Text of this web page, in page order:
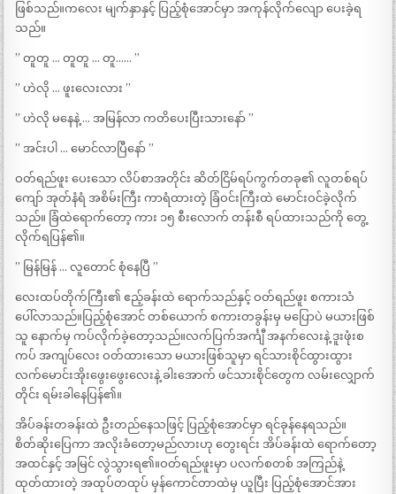
ဖြစ်သည်။ကလေး မျက်နှာနှင့် ပြည့်စုံအောင်မှာ အကုန်လိုက်လျော ပေးခဲ့ရ
သည်။
” တူတူ … တူတူ … တူ…… ”
” ဟဲလို … ဖူးလေးလား ”
” ဟဲလို မနေနဲ့ … အမြန်လာ ကတိပေးပြီးသားနော် ”
” အင်းပါ … မောင်လာပြီနော် ”
ဝတ်ရည်ဖူး ပေးသော လိပ်စာအတိုင်း ဆိတ်ငြိမ်ရပ်ကွက်တခု၏ လူတစ်ရပ်
ကျော် အုတ်နံရံ အစိမ်းကြီး ကာရံထားတဲ့ ခြံဝင်းကြီးထဲ မောင်းဝင်ခဲ့လိုက်
သည်။ ခြံထဲရောက်တော့ ကား ၁၅ စီးလောက် တန်းစီ ရပ်ထားသည်ကို တွေ့
လိုက်ရပြန်၏။
” မြန်မြန် … လူတောင် စုံနေပြီ ”
လေးထပ်တိုက်ကြီး၏ ဧည့်ခန်းထဲ ရောက်သည်နှင့် ဝတ်ရည်ဖူး စကားသံ
ပေါ်လာသည်။ပြည့်စုံအောင် တစ်ယောက် စကားတခွန်းမှ မပြောပဲ မယားဖြစ်
သူ နောက်မှ ကပ်လိုက်ခဲ့တော့သည်။လက်ပြက်အင်္ကျီ အနက်လေးနဲ့ ဒူးဖုံးစ
ကပ် အကျပ်လေး ဝတ်ထားသော မယားဖြစ်သူမှာ ရင်သားစိုင်ထွားထွား
လက်မောင်းအိုးဖွေးဖွေးလေးနဲ့ ခါးအောက် ဖင်သားစိုင်တွေက လမ်းလျှောက်
တိုင်း ရမ်းခါနေပြန်၏။
အိပ်ခန်းတခန်းထဲ ဦးတည်နေသဖြင့် ပြည့်စုံအောင်မှာ ရင်ခုန်နေရသည်။
စိတ်ဆိုးပြေကာ အလိုးခံတော့မည်လားဟု တွေးရင်း အိပ်ခန်းထဲ ရောက်တော့
အထင်နှင့် အမြင် လွဲသွားရ၏။ဝတ်ရည်ဖူးမှာ ပလက်စတစ် အကြည်နဲ့
ထုတ်ထားတဲ့ အထုပ်တထုပ် မှန်ကောင်တာထဲမှ ယူပြီး ပြည့်စုံအောင်အား